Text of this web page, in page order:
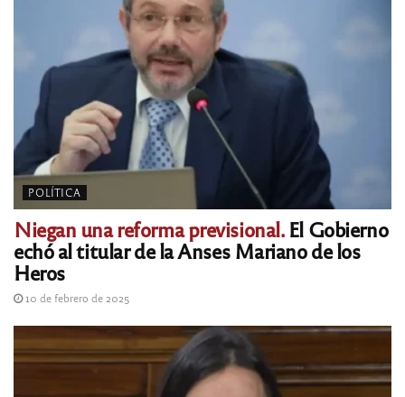
POLÍTICA
Niegan una reforma previsional.El Gobierno
echó al titular de la Anses Mariano de los
Heros
10 de febrero de 2025